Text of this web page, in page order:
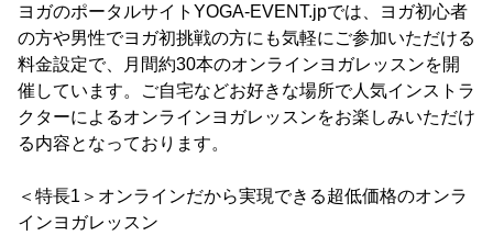
ヨガのポータルサイトYOGA-EVENT.jpでは、ヨガ初心者
の方や男性でヨガ初挑戦の方にも気軽にご参加いただける
料金設定で、月間約30本のオンラインヨガレッスンを開
催しています。ご自宅などお好きな場所で人気インストラ
クターによるオンラインヨガレッスンをお楽しみいただけ
る内容となっております。
＜特長1＞オンラインだから実現できる超低価格のオンラ
インヨガレッスン